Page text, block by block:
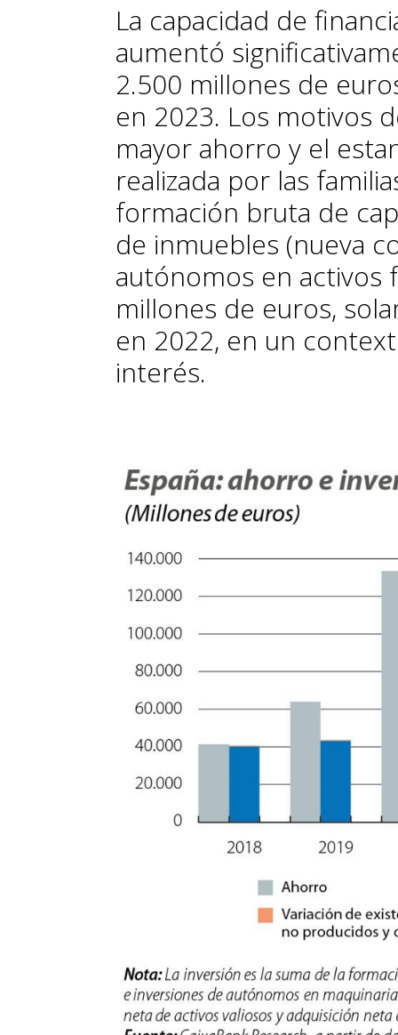
La capacidad de
aumentó
2.500 millones de
en 2023. Los motivos
mayor ahorro y el
realizada por las
formación bruta de
de inmuebles (nueva
autónomos en activos
millones de euros,
en 2022, en un
interés.